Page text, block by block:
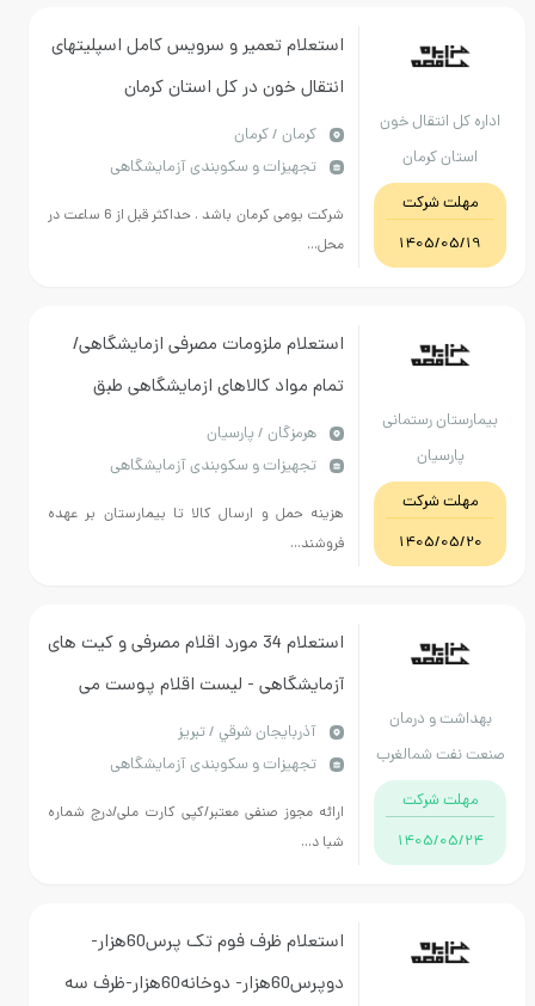
اداره کل انتقال خون
استان کرمان
مهلت شرکت
1405/05/19
استعلام تعمیر و سرویس کامل اسپلیتهای
انتقال خون در کل استان کرمان
كرمان / کرمان
تجهیزات و سکوبندی آزمایشگاهی
شرکت بومی کرمان باشد . حداکثر قبل از 6 ساعت در
محل...
بیمارستان رستمانی
پارسیان
مهلت شرکت
1405/05/20
استعلام ملزومات مصرفی ازمایشگاهی/
تمام مواد کالاهای ازمایشگاهی طبق
لیست مورد نیاز پیوست می باشد.
هرمزگان / پارسیان
تجهیزات و سکوبندی آزمایشگاهی
هزینه حمل و ارسال کالا تا بیمارستان بر عهده
فروشند...
بهداشت و درمان
صنعت نفت شمالغرب
کشور
مهلت شرکت
1405/05/24
استعلام 34 مورد اقلام مصرفی و کیت های
آزمایشگاهی - لیست اقلام پوست می
باشد--- ارائه قیمت به کلیه اقلام و برند
تعیین شده الزامیست
آذربايجان شرقي / تبریز
تجهیزات و سکوبندی آزمایشگاهی
ارائه مجوز صنفی معتبر/کپی کارت ملی/درج شماره
شبا د...
استعلام ظرف فوم تک پرس60هزار-
دوپرس60هزار- دوخانه60هزار-ظرف سه